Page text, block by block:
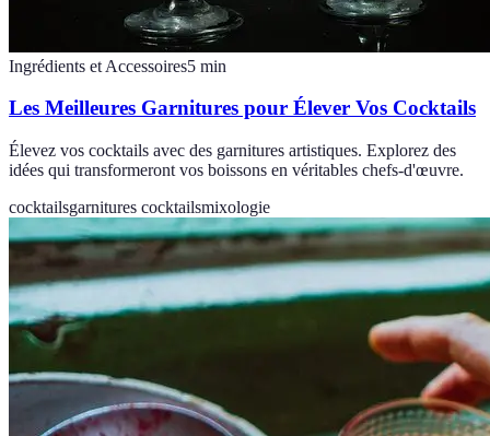
Ingrédients et Accessoires5 min
Les Meilleures Garnitures pour Élever Vos Cocktails
Élevez vos cocktails avec des garnitures artistiques. Explorez des
idées qui transformeront vos boissons en véritables chefs-d'œuvre.
cocktailsgarnitures cocktailsmixologie